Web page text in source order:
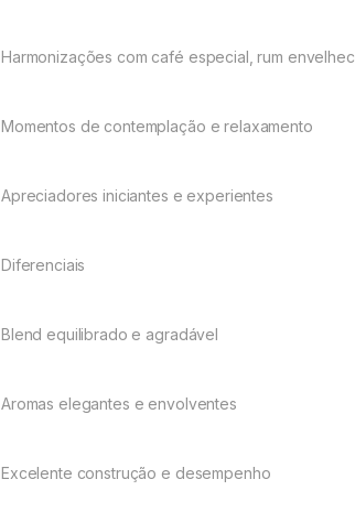
Harmonizações com café especial, rum
Momentos de contemplação e relaxamento
Apreciadores iniciantes e experientes
Diferenciais
Blend equilibrado e agradável
Aromas elegantes e envolventes
Excelente construção e desempenho